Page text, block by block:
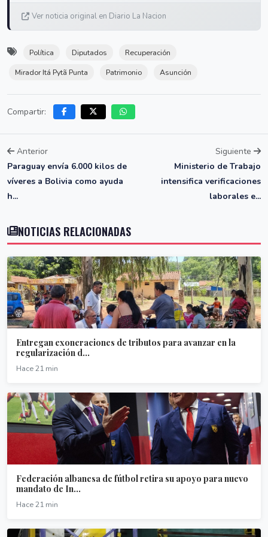
Ver noticia original en Diario La Nacion
Política Diputados
Recuperación
Mirador Itá Pytã Punta
Patrimonio Asunción
Compartir:
Anterior
Paraguay envía 6.000 kilos de
víveres a Bolivia como ayuda
h...
Siguiente
Ministerio de Trabajo
intensifica verificaciones
laborales e...
NOTICIAS RELACIONADAS
Entregan exoneraciones de tributos para avanzar en la
regularización d...
Hace 21 min
Federación albanesa de fútbol retira su apoyo para nuevo
mandato de In...
Hace 21 min